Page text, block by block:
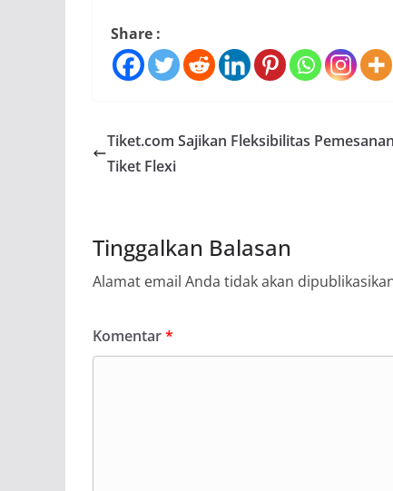
Share :
Tiket.com Sajikan Fleksibilitas
Tiket Flexi
Tinggalkan Balasan
Alamat email Anda tidak akan
Komentar*